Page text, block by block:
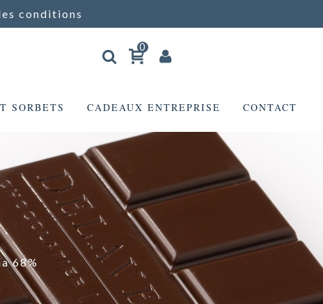
conditions
0
SORBETS CADEAUX ENTREPRISE CONTACT
68%